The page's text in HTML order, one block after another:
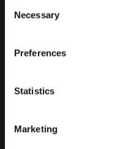
Selection
Necessary
Preferences
Statistics
Marketing